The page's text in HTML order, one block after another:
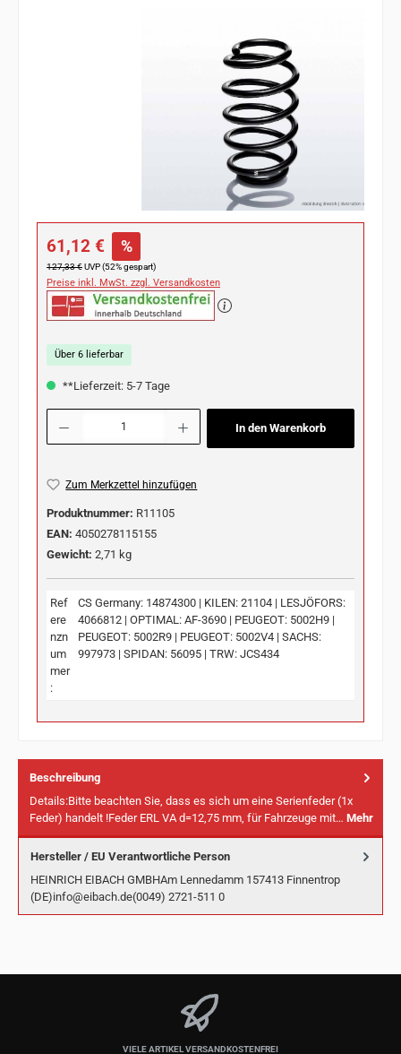
Verkaufspreis:
61,12 € %
Regulärer Preis:
127,33 €UVP (52% gespart)
Preise inkl. MwSt. zzgl. Versandkosten
Über 6 lieferbar
**Lieferzeit: 5-7 Tage
Produkt Anzahl: Gib den gewünschten Wert ein oder benutze die Schaltflächen
In den Warenkorb
Zum Merkzettel hinzufügen
Produktnummer: R11105
EAN: 4050278115155
Gewicht: 2,71 kg
Ref
ere
nzn
um
mer
:
CS Germany: 14874300 | KILEN: 21104 | LESJÖFORS:
4066812 | OPTIMAL: AF-3690 | PEUGEOT: 5002H9 |
PEUGEOT: 5002R9 | PEUGEOT: 5002V4 | SACHS:
997973 | SPIDAN: 56095 | TRW: JCS434
Beschreibung
Details:Bitte beachten Sie, dass es sich um eine Serienfeder (1x
Feder) handelt !Feder ERL VA d=12,75 mm, für Fahrzeuge mit… Mehr
Hersteller / EU Verantwortliche Person
HEINRICH EIBACH GMBHAm Lennedamm 157413 Finnentrop
(DE)info@eibach.de(0049) 2721-511 0
VIELE ARTIKEL VERSANDKOSTENFREI